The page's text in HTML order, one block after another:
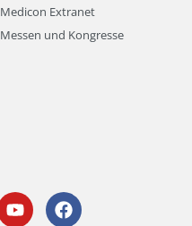
Medicon Extranet
Messen und Kongresse